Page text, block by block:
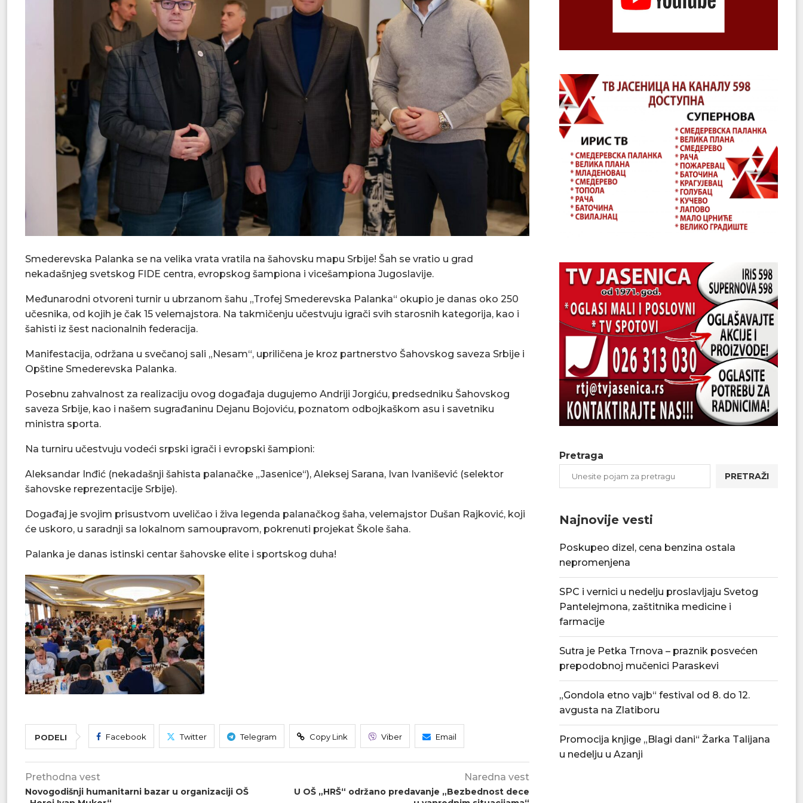
Smederevska Palanka se na velika vrata vratila na šahovsku mapu Srbije! Šah se vratio u grad
nekadašnjeg svetskog FIDE centra, evropskog šampiona i vicešampiona Jugoslavije.
​Međunarodni otvoreni turnir u ubrzanom šahu „Trofej Smederevska Palanka“ okupio je danas oko 250
učesnika, od kojih je čak 15 velemajstora. Na takmičenju učestvuju igrači svih starosnih kategorija, kao i
šahisti iz šest nacionalnih federacija.
​Manifestacija, održana u svečanoj sali „Nesam“, upriličena je kroz partnerstvo Šahovskog saveza Srbije i
Opštine Smederevska Palanka.
​Posebnu zahvalnost za realizaciju ovog događaja dugujemo Andriji Jorgiću, predsedniku Šahovskog
saveza Srbije, kao i našem sugrađaninu Dejanu Bojoviću, poznatom odbojkaškom asu i savetniku
ministra sporta.
​Na turniru učestvuju vodeći srpski igrači i evropski šampioni:
​Aleksandar Inđić (nekadašnji šahista palanačke „Jasenice“), Aleksej Sarana, Ivan Ivanišević (selektor
šahovske reprezentacije Srbije).
​Događaj je svojim prisustvom uveličao i živa legenda palanačkog šaha, velemajstor Dušan Rajković, koji
će uskoro, u saradnji sa lokalnom samoupravom, pokrenuti projekat Škole šaha.
​Palanka je danas istinski centar šahovske elite i sportskog duha!
PODELI Facebook Twitter Telegram Copy Link Viber Email
Prethodna vest
Novogodišnji humanitarni bazar u organizaciji OŠ
Naredna vest
U OŠ „HRŠ“ održano predavanje „Bezbednost dece
Pretraga
PRETRAŽI
Najnovije vesti
Poskupeo dizel, cena benzina ostala
nepromenjena
SPC i vernici u nedelju proslavljaju Svetog
Pantelejmona, zaštitnika medicine i
farmacije
Sutra je Petka Trnova – praznik posvećen
prepodobnoj mučenici Paraskevi
„Gondola etno vajb“ festival od 8. do 12.
avgusta na Zlatiboru
Promocija knjige „Blagi dani“ Žarka Talijana
u nedelju u Azanji